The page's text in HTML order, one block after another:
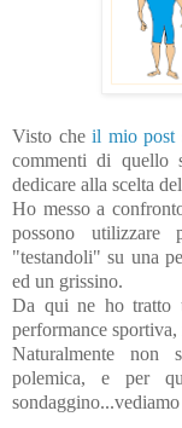
Visto cheil mio post
commenti di quello
dedicare alla scelta
Ho messo a
possono
"testandoli" su una
ed un grissino.
Da qui ne ho tratto
performance
Naturalmente non
polemica, e per